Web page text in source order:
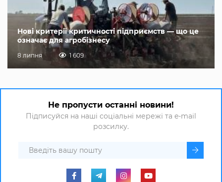
Нові критерії критичності підприємств — що це
означає для агробізнесу
8 липня 1 609
Не пропусти останні новини!
Підписуйся на наші соціальні мережі та e-mail
розсилку.